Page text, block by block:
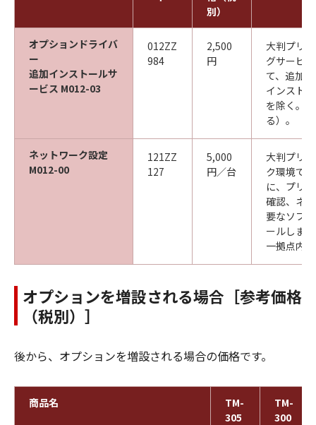
別）
オプションドライバ
ー
追加インストールサ
ービス M012-03
012ZZ
984
2,500
円
大判プリ
グサービ
て、追加
インスト
を除く。
る）。
ネットワーク設定
M012-00
121ZZ
127
5,000
円／台
大判プリ
ク環境で
に、プリ
確認、ネ
要なソフ
ールしま
一拠点内
オプションを増設される場合［参考価格
（税別）］
後から、オプションを増設される場合の価格です。
商品名
TM-
305
TM-
300